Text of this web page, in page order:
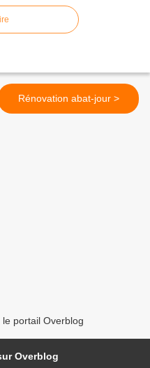
Rénovation abat-jour >
portail Overblog
Overblog